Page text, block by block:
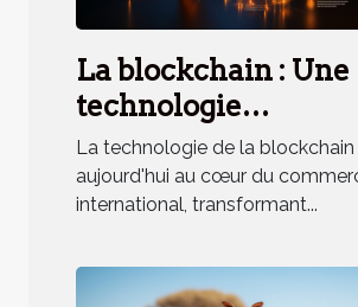
La blockchain : Une
technologie
révolutionnaire
commerce
La technologie de la
aujourd'hui au cœur du
international, transformant...